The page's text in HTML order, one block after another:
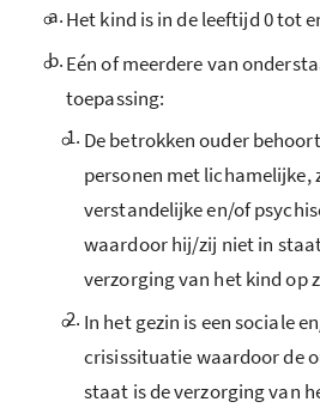
a.Het kind is in de leeftijd 0 tot
b.Eén of meerdere van
toepassing:
1. De betrokken ouder
personen met lichamelijke,
verstandelijke en/of
waardoor hij/zij niet in
verzorging van het kind op
2. In het gezin is een sociale
crisissituatie waardoor de
staat is de verzorging van